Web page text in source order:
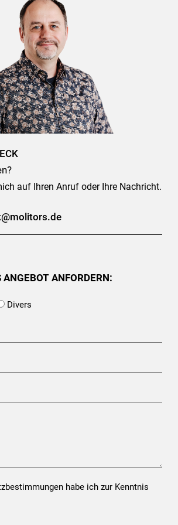
auf Ihren Anruf oder Ihre Nachricht.
ANGEBOT ANFORDERN:
Divers
habe ich zur Kenntnis